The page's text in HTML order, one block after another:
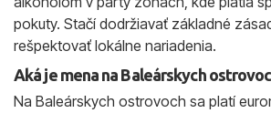
pokuty. Stačí dodržiavať základné
rešpektovať lokálne nariadenia.
Aká je mena na Baleárskych
Na Baleárskych ostrovoch sa platí